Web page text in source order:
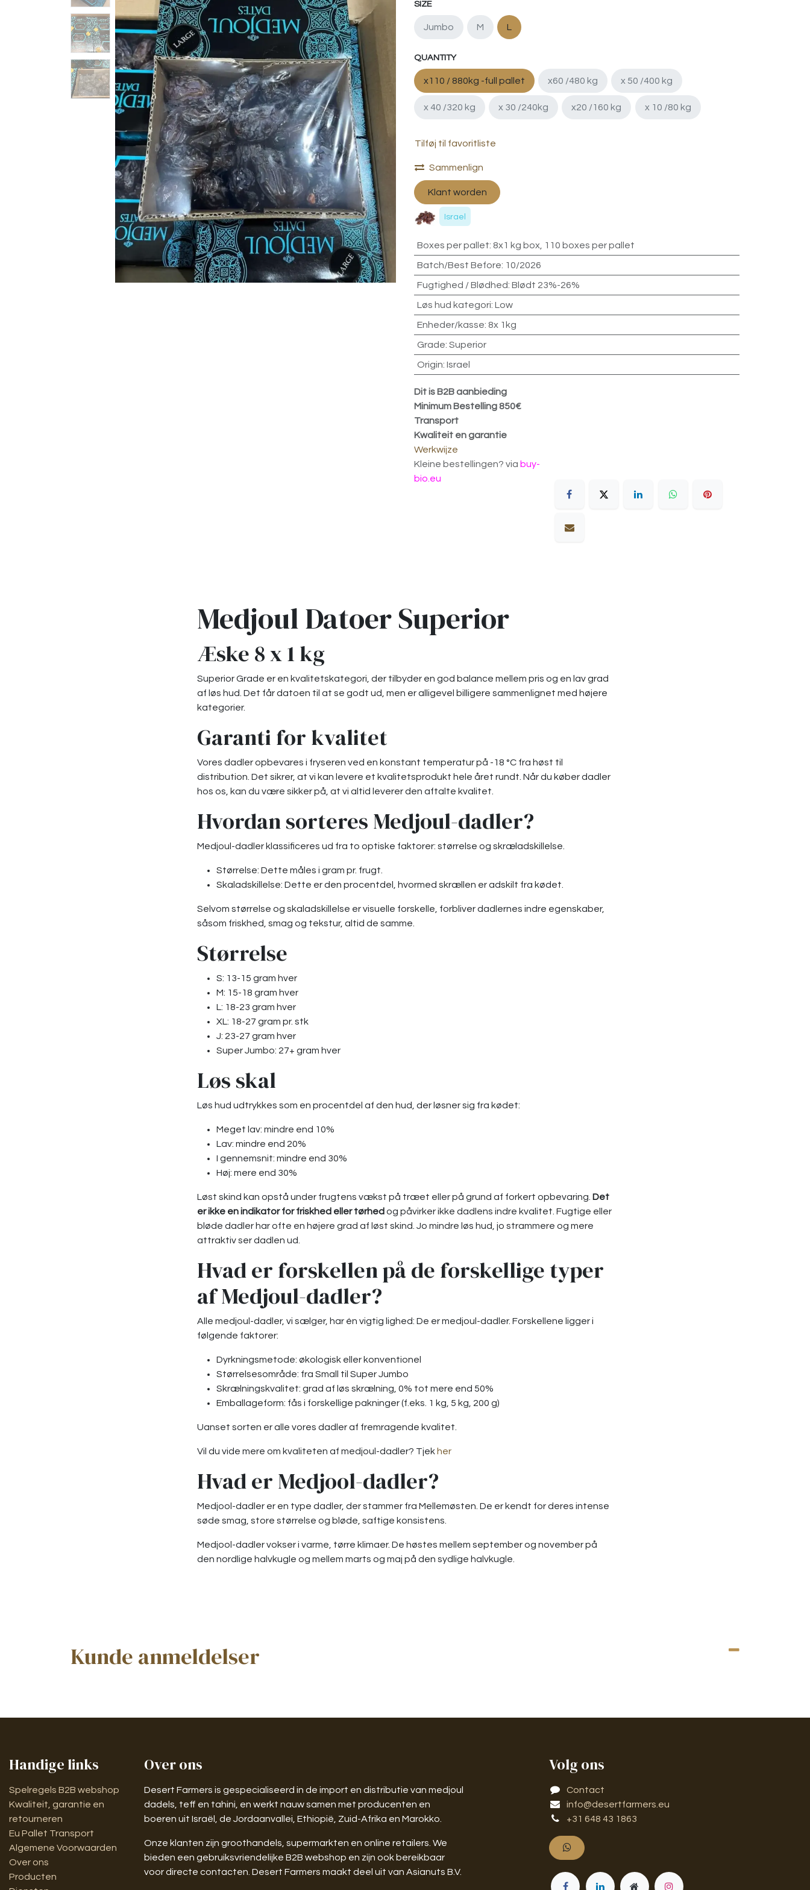
SIZE
Jumbo M L
QUANTITY
x110 / 880kg -full pallet x60 /480 kg x 50 /400 kg
x 40 /320 kg x 30 /240kg x20 /160 kg x 10 /80 kg
Tilføj til favoritliste
Sammenlign
Klant worden
Israel
Boxes per pallet: 8x1 kg box, 110 boxes per pallet
Batch/Best Before: 10/2026
Fugtighed / Blødhed: Blødt 23%-26%
Løs hud kategori: Low
Enheder/kasse: 8x 1kg
Grade: Superior
Origin: Israel
Dit is B2B aanbieding
Minimum Bestelling 850€
Transport
Kwaliteit en garantie
Werkwijze
Kleine bestellingen? via buy-
bio.eu
Medjoul Datoer Superior
Æske 8 x 1 kg
Superior Grade er en kvalitetskategori, der tilbyder en god balance mellem pris og en lav grad
af løs hud. Det får datoen til at se godt ud, men er alligevel billigere sammenlignet med højere
kategorier.
Garanti for kvalitet
Vores dadler opbevares i fryseren ved en konstant temperatur på -18 °C fra høst til
distribution. Det sikrer, at vi kan levere et kvalitetsprodukt hele året rundt. Når du køber dadler
hos os, kan du være sikker på, at vi altid leverer den aftalte kvalitet.
Hvordan sorteres Medjoul-dadler?
Medjoul-dadler klassificeres ud fra to optiske faktorer: størrelse og skræladskillelse.
Størrelse: Dette måles i gram pr. frugt.
Skaladskillelse: Dette er den procentdel, hvormed skrællen er adskilt fra kødet.
Selvom størrelse og skaladskillelse er visuelle forskelle, forbliver dadlernes indre egenskaber,
såsom friskhed, smag og tekstur, altid de samme.
Størrelse
S: 13-15 gram hver
M: 15-18 gram hver
L: 18-23 gram hver
XL: 18-27 gram pr. stk
J: 23-27 gram hver
Super Jumbo: 27+ gram hver
Løs skal
Løs hud udtrykkes som en procentdel af den hud, der løsner sig fra kødet:
Meget lav: mindre end 10%
Lav: mindre end 20%
I gennemsnit: mindre end 30%
Høj: mere end 30%
Løst skind kan opstå under frugtens vækst på træet eller på grund af forkert opbevaring. Det
er ikke en indikator for friskhed eller tørhed og påvirker ikke dadlens indre kvalitet. Fugtige eller
bløde dadler har ofte en højere grad af løst skind. Jo mindre løs hud, jo strammere og mere
attraktiv ser dadlen ud.
Hvad er forskellen på de forskellige typer
af Medjoul-dadler?
Alle medjoul-dadler, vi sælger, har én vigtig lighed: De er medjoul-dadler. Forskellene ligger i
følgende faktorer:
Dyrkningsmetode: økologisk eller konventionel
Størrelsesområde: fra Small til Super Jumbo
Skrælningskvalitet: grad af løs skrælning, 0% tot mere end 50%
Emballageform: fås i forskellige pakninger (f.eks. 1 kg, 5 kg, 200 g)
Uanset sorten er alle vores dadler af fremragende kvalitet.
Vil du vide mere om kvaliteten af medjoul-dadler? Tjek her
Hvad er Medjool-dadler?
Medjool-dadler er en type dadler, der stammer fra Mellemøsten. De er kendt for deres intense
søde smag, store størrelse og bløde, saftige konsistens.
Medjool-dadler vokser i varme, tørre klimaer. De høstes mellem september og november på
den nordlige halvkugle og mellem marts og maj på den sydlige halvkugle.
Kunde anmeldelser
Handige links
Spelregels B2B webshop
Kwaliteit, garantie en
retourneren
Eu Pallet Transport
Algemene Voorwaarden
Over ons
Producten
Over ons
Desert Farmers is gespecialiseerd in de import en distributie van medjoul
dadels, teff en tahini, en werkt nauw samen met producenten en
boeren uit Israël, de Jordaanvallei, Ethiopië, Zuid-Afrika en Marokko.
Onze klanten zijn groothandels, supermarkten en online retailers. We
bieden een gebruiksvriendelijke B2B webshop en zijn ook bereikbaar
voor directe contacten. Desert Farmers maakt deel uit van Asianuts B.V.
Volg ons
Contact
info@desertfarmers.eu
​​​​​​​​​​​​+​3​1​ ​6​4​8 ​4​3 ​18​6​3